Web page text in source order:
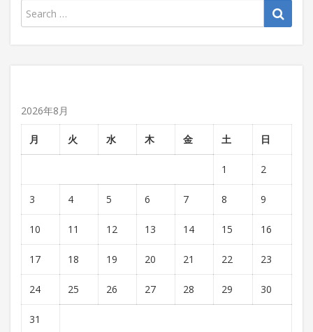
2026年8月
月 火 水 木 金 土 日
1 2
3 4 5 6 7 8 9
10 11 12 13 14 15 16
17 18 19 20 21 22 23
24 25 26 27 28 29 30
31